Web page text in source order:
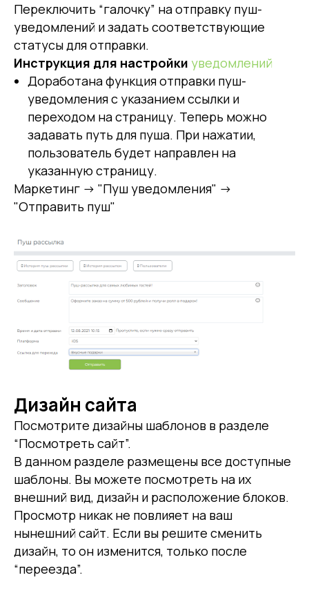
Переключить “галочку” на отправку пуш-
уведомлений и задать соответствующие
статусы для отправки.
Инструкция для настройки уведомлений
Доработана функция отправки пуш-
уведомления с указанием ссылки и
переходом на страницу. Теперь можно
задавать путь для пуша. При нажатии,
пользователь будет направлен на
указанную страницу.
Маркетинг -> "Пуш уведомления" ->
"Отправить пуш"
Дизайн сайта
Посмотрите дизайны шаблонов в разделе
“Посмотреть сайт”.
В данном разделе размещены все доступные
шаблоны. Вы можете посмотреть на их
внешний вид, дизайн и расположение блоков.
Просмотр никак не повлияет на ваш
нынешний сайт. Если вы решите сменить
дизайн, то он изменится, только после
“переезда”.